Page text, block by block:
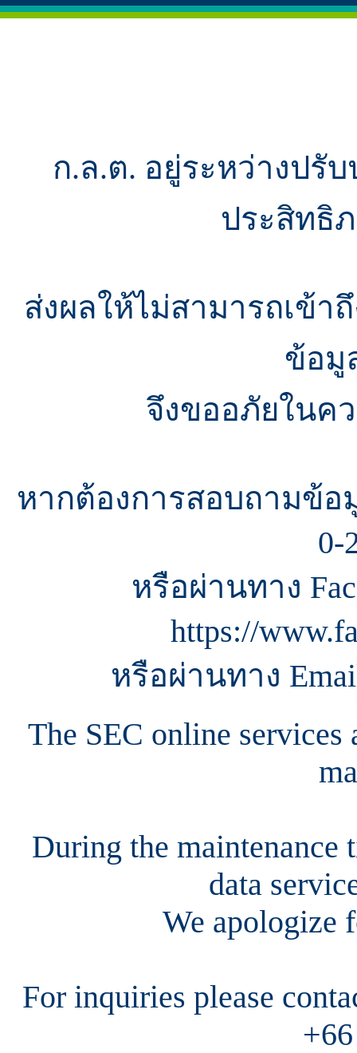
ก.ล.ต. อยู่ระหว่างปรั
ประสิทธิ
ส่งผลให้ไม่สามารถเข้า
ข้อมู
จึงขออภัยในค
หากต้องการสอบถามข้อ
0-
หรือผ่านทาง
https://
หรือผ่านทาง
The SEC online
During the maintenance
data
We apologize
For inquiries please